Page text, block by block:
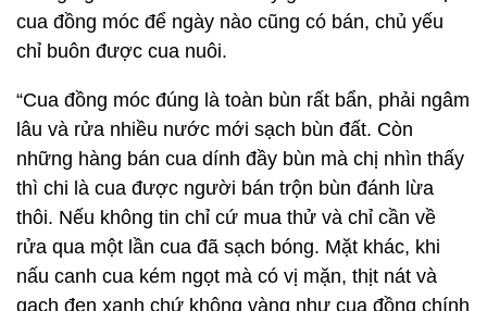
cua đồng móc để ngày nào cũng có bán, chủ yếu
chỉ buôn được cua nuôi.
“Cua đồng móc đúng là toàn bùn rất bẩn, phải ngâm
lâu và rửa nhiều nước mới sạch bùn đất. Còn
những hàng bán cua dính đầy bùn mà chị nhìn thấy
thì chi là cua được người bán trộn bùn đánh lừa
thôi. Nếu không tin chỉ cứ mua thử và chỉ cần về
rửa qua một lần cua đã sạch bóng. Mặt khác, khi
nấu canh cua kém ngọt mà có vị mặn, thịt nát và
gạch đen xanh chứ không vàng như cua đồng chính